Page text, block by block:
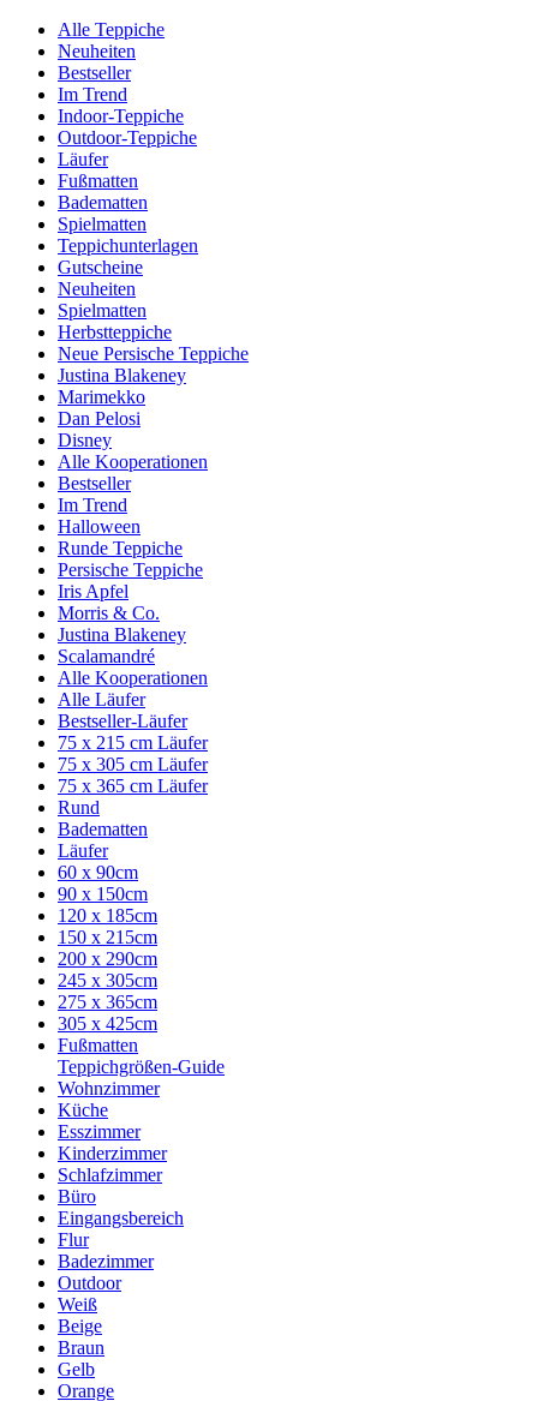
Alle Teppiche
Neuheiten
Bestseller
Im Trend
Indoor-Teppiche
Outdoor-Teppiche
Läufer
Fußmatten
Badematten
Spielmatten
Teppichunterlagen
Gutscheine
Neuheiten
Spielmatten
Herbstteppiche
Neue Persische Teppiche
Justina Blakeney
Marimekko
Dan Pelosi
Disney
Alle Kooperationen
Bestseller
Im Trend
Halloween
Runde Teppiche
Persische Teppiche
Iris Apfel
Morris & Co.
Justina Blakeney
Scalamandré
Alle Kooperationen
Alle Läufer
Bestseller-Läufer
75 x 215 cm Läufer
75 x 305 cm Läufer
75 x 365 cm Läufer
Rund
Badematten
Läufer
60 x 90cm
90 x 150cm
120 x 185cm
150 x 215cm
200 x 290cm
245 x 305cm
275 x 365cm
305 x 425cm
Fußmatten
Teppichgrößen-Guide
Wohnzimmer
Küche
Esszimmer
Kinderzimmer
Schlafzimmer
Büro
Eingangsbereich
Flur
Badezimmer
Outdoor
Weiß
Beige
Braun
Gelb
Orange